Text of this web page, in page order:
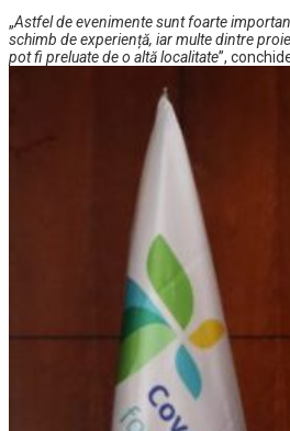
„Astfel de evenimente sunt foarte
schimb de experiență, iar multe dintre
pot fi preluate de o altă localitate”,